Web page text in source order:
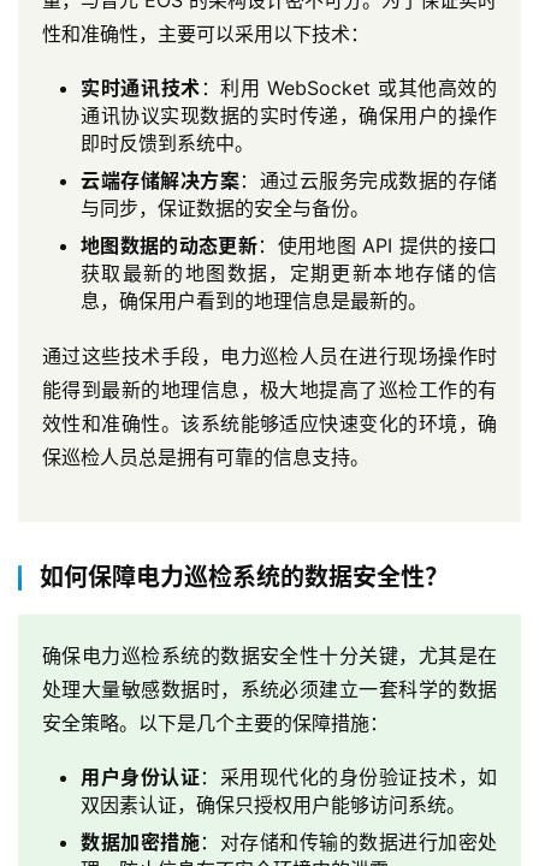
性和准确性，主要可以采用以下技术：
实时通讯技术 ：利用 WebSocket 或其他高效的
通讯协议实现数据的实时传递，确保用户的操作
即时反馈到系统中。
云端存储解决方案：通过云服务完成数据的存储
与同步，保证数据的安全与备份。
地图数据的动态更新：使用地图 API 提供的接口
获取最新的地图数据，定期更新本地存储的信
息，确保用户看到的地理信息是最新的。
通过这些技术手段，电力巡检人员在进行现场操作时
能得到最新的地理信息，极大地提高了巡检工作的有
效性和准确性。该系统能够适应快速变化的环境，确
保巡检人员总是拥有可靠的信息支持。
如何保障电力巡检系统的数据安全性？
确保电力巡检系统的数据安全性十分关键，尤其是在
处理大量敏感数据时，系统必须建立一套科学的数据
安全策略。以下是几个主要的保障措施：
用户身份认证：采用现代化的身份验证技术，如
双因素认证，确保只授权用户能够访问系统。
数据加密措施：对存储和传输的数据进行加密处